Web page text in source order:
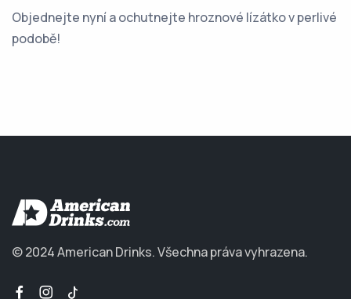
Objednejte nyní a ochutnejte hroznové lízátko v perlivé
podobě!
© 2024 American Drinks.Všechna práva vyhrazena.